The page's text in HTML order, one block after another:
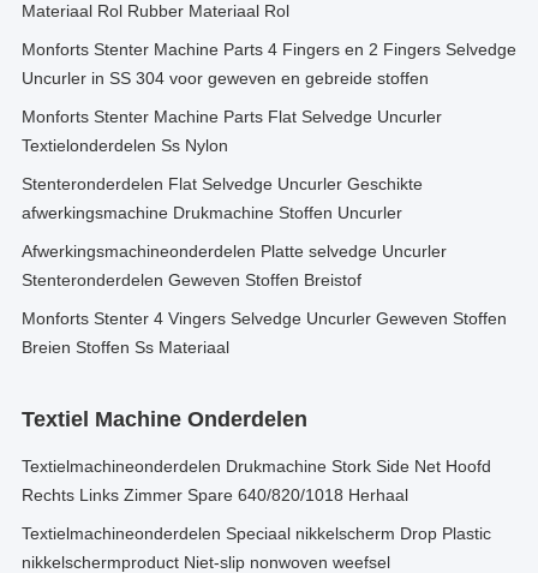
Materiaal Rol Rubber Materiaal Rol
Monforts Stenter Machine Parts 4 Fingers en 2 Fingers Selvedge
Uncurler in SS 304 voor geweven en gebreide stoffen
Monforts Stenter Machine Parts Flat Selvedge Uncurler
Textielonderdelen Ss Nylon
Stenteronderdelen Flat Selvedge Uncurler Geschikte
afwerkingsmachine Drukmachine Stoffen Uncurler
Afwerkingsmachineonderdelen Platte selvedge Uncurler
Stenteronderdelen Geweven Stoffen Breistof
Monforts Stenter 4 Vingers Selvedge Uncurler Geweven Stoffen
Breien Stoffen Ss Materiaal
Textiel Machine Onderdelen
Textielmachineonderdelen Drukmachine Stork Side Net Hoofd
Rechts Links Zimmer Spare 640/820/1018 Herhaal
Textielmachineonderdelen Speciaal nikkelscherm Drop Plastic
nikkelschermproduct Niet-slip nonwoven weefsel